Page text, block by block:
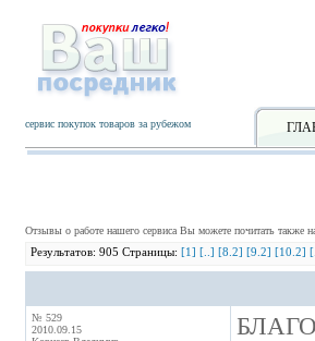
сервис покупок товаров за рубежом
Отзывы о работе нашего сервиса Вы можете почитать также
Результатов: 905 Страницы: [1] [..] [8.2] [9.2] [10.2]
№ 529
2010.09.15